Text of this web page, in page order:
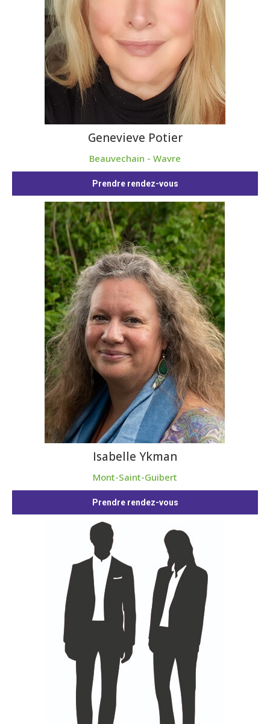
Genevieve Potier
Beauvechain - Wavre
Prendre rendez-vous
Isabelle Ykman
Mont-Saint-Guibert
Prendre rendez-vous